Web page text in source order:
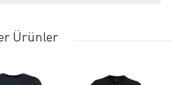
Ürünler